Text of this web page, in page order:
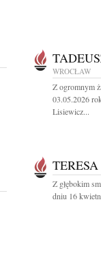
WROCŁAW
Z ogromnym
03.05.2026
Lisiewicz...
Z głębokim
dniu 16